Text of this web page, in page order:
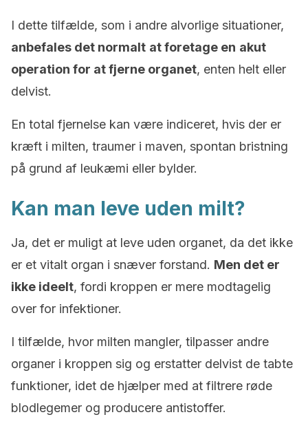
I dette tilfælde, som i andre alvorlige situationer,
anbefales det normalt at foretage en akut
operation for at fjerne organet, enten helt eller
delvist.
En total fjernelse kan være indiceret, hvis der er
kræft i milten, traumer i maven, spontan bristning
på grund af leukæmi eller bylder.
Kan man leve uden milt?
Ja, det er muligt at leve uden organet, da det ikke
er et vitalt organ i snæver forstand. Men det er
ikke ideelt, fordi kroppen er mere modtagelig
over for infektioner.
I tilfælde, hvor milten mangler, tilpasser andre
organer i kroppen sig og erstatter delvist de tabte
funktioner, idet de hjælper med at filtrere røde
blodlegemer og producere antistoffer.